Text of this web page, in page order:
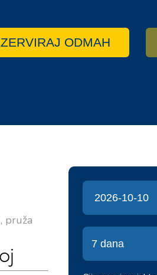
ODMAH
, pruža